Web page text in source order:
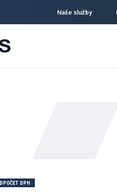
Naše služby
DPH